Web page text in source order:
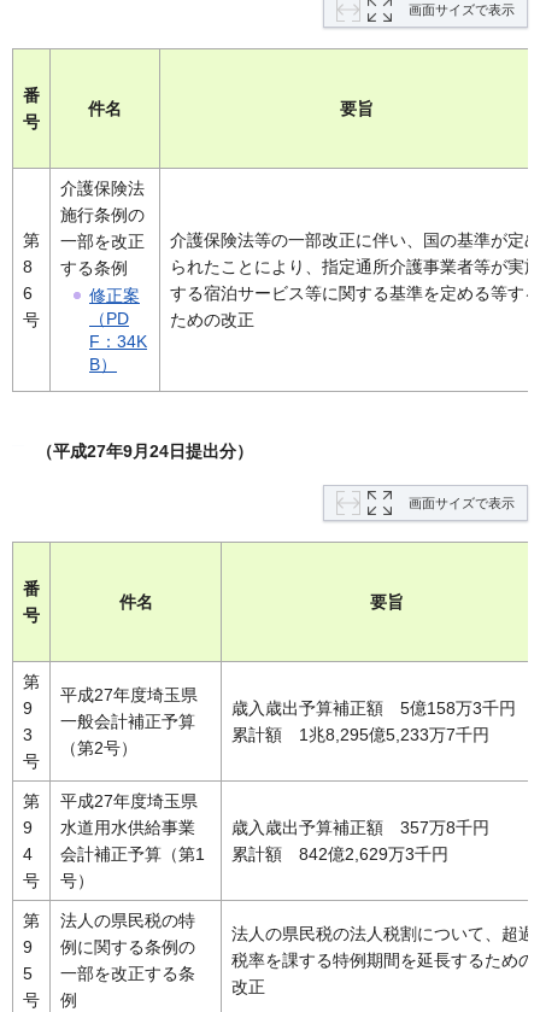
画面サイズで表示
番
号
件名 要旨
第
8
6
号
介護保険法
施行条例の
一部を改正
する条例
修正案
（PD
F：34K
B）
介護保険法等の一部改正に伴い、国の基準が定め
られたことにより、指定通所介護事業者等が実施
する宿泊サービス等に関する基準を定める等する
ための改正
（平成27年9月24日提出分）
画面サイズで表示
番
号
件名 要旨
第
9
3
号
平成27年度埼玉県
一般会計補正予算
（第2号）
歳入歳出予算補正額 5億158万3千円
累計額 1兆8,295億5,233万7千円
第
9
4
号
平成27年度埼玉県
水道用水供給事業
会計補正予算（第1
号）
歳入歳出予算補正額 357万8千円
累計額 842億2,629万3千円
第
9
5
号
法人の県民税の特
例に関する条例の
一部を改正する条
例
法人の県民税の法人税割について、超過
税率を課する特例期間を延長するための
改正